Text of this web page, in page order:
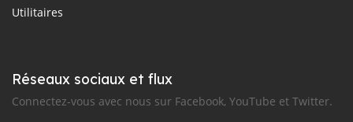
Utilitaires
Réseaux sociaux et flux
Connectez-vous avec nous sur Facebook, YouTube et Twitter.